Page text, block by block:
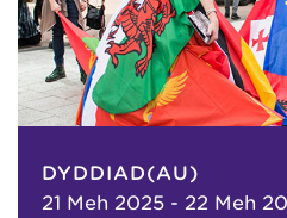
DYDDIAD(AU)
21 Meh 2025 - 22 Meh